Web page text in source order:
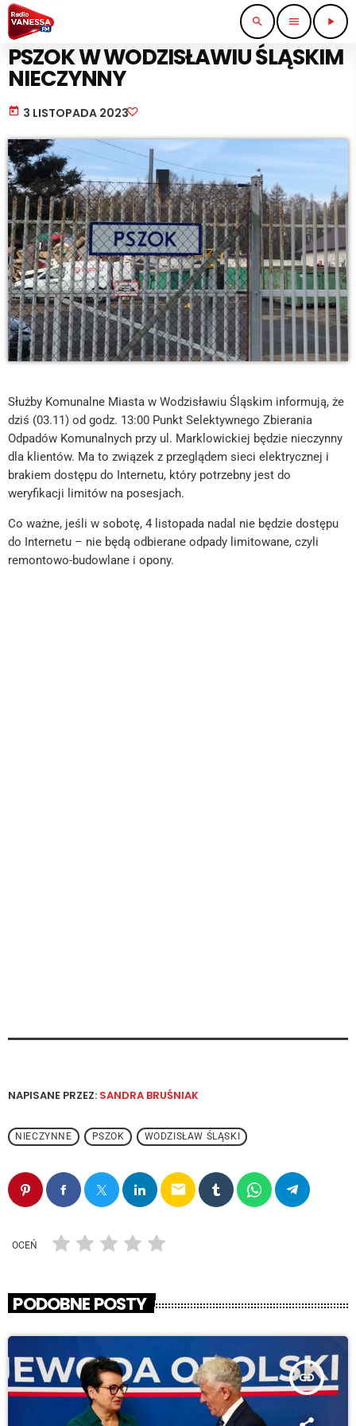
search menu play_arrow
PRACA I BIZNES
PSZOK W WODZISŁAWIU ŚLĄSKIM
NIECZYNNY
today 3 LISTOPADA 2023
Służby Komunalne Miasta w Wodzisławiu Śląskim informują, że
dziś (03.11) od godz. 13:00 Punkt Selektywnego Zbierania
Odpadów Komunalnych przy ul. Marklowickiej będzie nieczynny
dla klientów. Ma to związek z przeglądem sieci elektrycznej i
brakiem dostępu do Internetu, który potrzebny jest do
weryfikacji limitów na posesjach.
Co ważne, jeśli w sobotę, 4 listopada nadal nie będzie dostępu
do Internetu – nie będą odbierane odpady limitowane, czyli
remontowo-budowlane i opony.
NAPISANE PRZEZ: SANDRA BRUŚNIAK
NIECZYNNE PSZOK WODZISŁAW ŚLĄSKI
email
OCEŃ
PODOBNE POSTY
insert_link